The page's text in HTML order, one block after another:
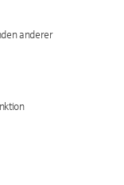
anderer